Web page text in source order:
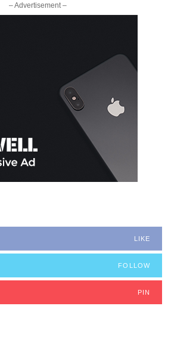
– Advertisement –
LIKE
FOLLOW
PIN